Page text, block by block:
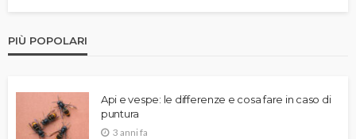
PIÙ POPOLARI
Api e vespe: le differenze e cosa fare in caso di
puntura
3 anni fa